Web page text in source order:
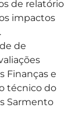
de relatório
impactos
de
Finanças e
técnico do
Sarmento